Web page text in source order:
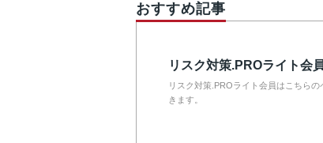
おすすめ記事
リスク対策.PROライト会
リスク対策.PROライト会員はこちら
きます。